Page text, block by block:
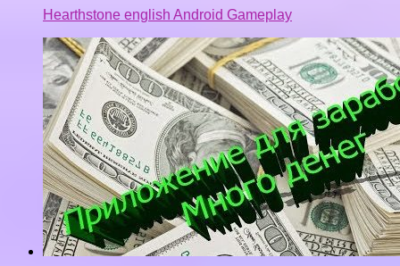
Hearthstone english Android Gameplay